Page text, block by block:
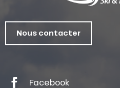
Nous contacter
Facebook